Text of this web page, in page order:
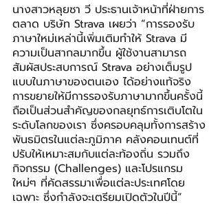
นางสาวหลุยซา วี ประธานเจ้าหน้าที่ฝ่ายการ
ตลาด บริษัท Strava เผยว่า “การรองรับ
ภาษาใหม่เหล่านี้เพิ่มเติมทำให้ Strava มี
ความเป็นสากลมากขึ้น ผู้ใช้งานสามารถ
สัมผัสประสบการณ์ Strava อย่างเต็มรูป
แบบในภาษาของตนเอง ได้อย่างแท้จริง
การขยายให้มีการรองรับภาษามากขึ้นครั้งนี้
ถือเป็นส่วนสำคัญของกลยุทธ์การเติบโตใน
ระดับโลกของเรา ซึ่งครอบคลุมทั้งการสร้าง
พันธมิตรในแต่ละภูมิภาค คลังคอนเทนต์ที่
ปรับให้เหมาะสมกับแต่ละท้องถิ่น รวมถึง
กิจกรรม (Challenges) และโปรแกรม
ใหม่ๆ ที่คัดสรรมาเพื่อแต่ละประเทศโดย
เฉพาะ ซึ่งกำลังจะเตรียมเปิดตัวในปีนี้”